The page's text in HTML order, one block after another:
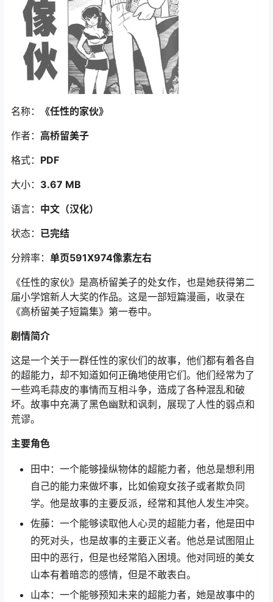
名称：
《任性的家伙》
作者： 高桥留美子
格式： PDF
大小： 3.67 MB
语言： 中文（汉化）
状态： 已完结
分辨率： 单页591X974像素左右
《任性的家伙》是高桥留美子的处女作，也是她获得第二
届小学馆新人大奖的作品。这是一部短篇漫画，收录在
《高桥留美子短篇集》第一卷中。
剧情简介
这是一个关于一群任性的家伙们的故事，他们都有着各自
的超能力，却不知道如何正确地使用它们。他们经常为了
一些鸡毛蒜皮的事情而互相斗争，造成了各种混乱和破
坏。故事中充满了黑色幽默和讽刺，展现了人性的弱点和
荒谬。
主要角色
田中：一个能够操纵物体的超能力者，他总是想利用
自己的能力来做坏事，比如偷窥女孩子或者欺负同
学。他是故事的主要反派，经常和其他人发生冲突。
佐藤：一个能够读取他人心灵的超能力者，他是田中
的死对头，也是故事的主要正义者。他总是试图阻止
田中的恶行，但是也经常陷入困境。他对同班的美女
山本有着暗恋的感情，但是不敢表白。
山本：一个能够预知未来的超能力者，她是故事中的